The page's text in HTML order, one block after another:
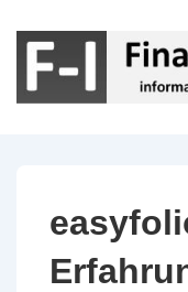
Zum
Inhalt